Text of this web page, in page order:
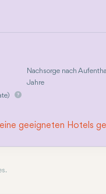
Nachsorge nach
Jahre
geeigneten Hotels